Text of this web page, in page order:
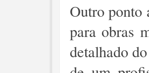
Outro ponto
para obras
detalhado